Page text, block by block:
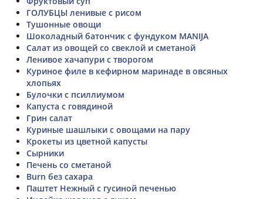
ГОЛУБЦЫ ленивые с рисом
Тушонные овощи
Шоколадный батончик с фундуком MANIJA
Салат из овощей со свеклой и сметаной
Ленивое хачапури с творогом
Куриное филе в кефирном маринаде в овсяных
хлопьях
Булочки с псиллиумом
Капуста с говядиной
Грин салат
Куриные шашлыки с овощами на пару
Крокеты из цветной капусты
Сырники
Печень со сметаной
Burn без сахара
Паштет Нежный с гусиной печенью